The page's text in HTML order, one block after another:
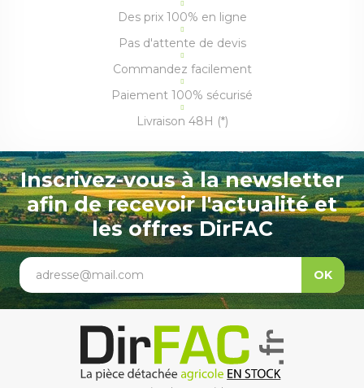
Des prix 100% en ligne
Pas d'attente de devis
Commandez facilement
Paiement 100% sécurisé
Livraison 48H (*)
Inscrivez-vous à la newsletter
afin de recevoir l'actualité et
les offres DirFAC
adresse@mail.com OK